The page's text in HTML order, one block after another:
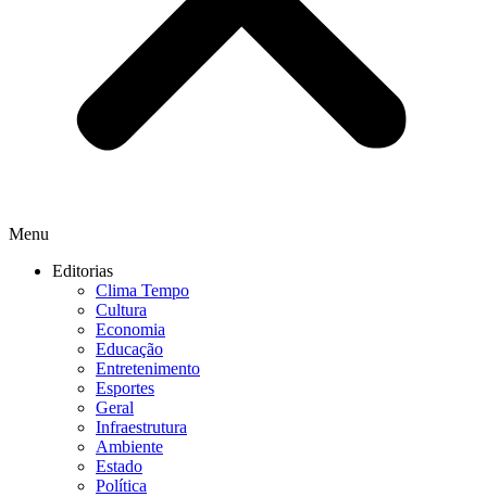
Menu
Editorias
Clima Tempo
Cultura
Economia
Educação
Entretenimento
Esportes
Geral
Infraestrutura
Ambiente
Estado
Política